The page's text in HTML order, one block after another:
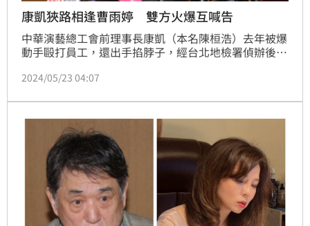
康凱狹路相逢曹雨婷 雙方火爆互喊告
中華演藝總工會前理事長康凱（本名陳桓浩）去年被爆
動手毆打員工，還出手掐脖子，經台北地檢署偵辦後，
法院開庭，中午就來出席關懷演藝人員端午餐會，受訪
識，並表示在審理結束後，要反告對方誣告。趙浩雲
2024/05/23 04:07